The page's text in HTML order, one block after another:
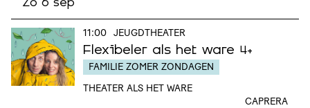
Zo 6 sep
11:00 JEUGDTHEATER
Flexibeler als het ware 4+
FAMILIE ZOMER ZONDAGEN
THEATER ALS HET WARE
CAPRERA